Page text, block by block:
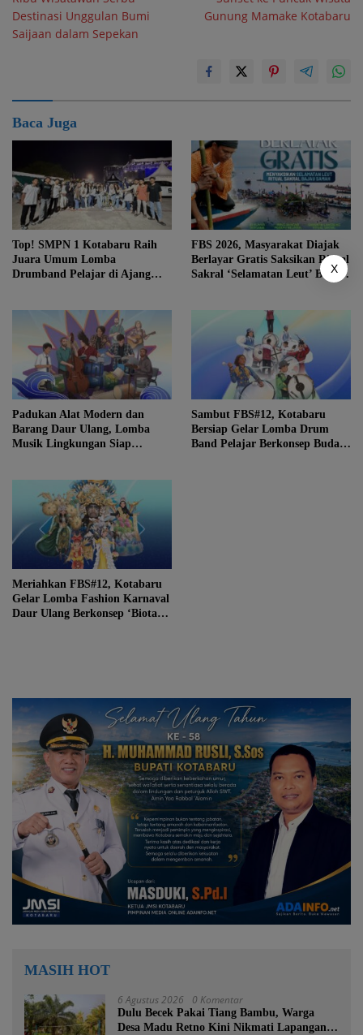
Destinasi Unggulan Bumi
Saijaan dalam Sepekan
Gunung Mamake Kotabaru
Baca Juga
Top! SMPN 1 Kotabaru Raih
Juara Umum Lomba
Drumband Pelajar di Ajang
FBS 2026, Masyarakat Diajak
Berlayar Gratis Saksikan Ritual
Sakral ‘Selamatan Leut’ Bajau
Padukan Alat Modern dan
Barang Daur Ulang, Lomba
Musik Lingkungan Siap
Sambut FBS#12, Kotabaru
Bersiap Gelar Lomba Drum
Band Pelajar Berkonsep Budaya
Meriahkan FBS#12, Kotabaru
Gelar Lomba Fashion Karnaval
Daur Ulang Berkonsep ‘Biota
MASIH HOT
6 Agustus 2026 0 Komentar
Dulu Becek Pakai Tiang Bambu, Warga
Desa Madu Retno Kini Nikmati Lapangan
X